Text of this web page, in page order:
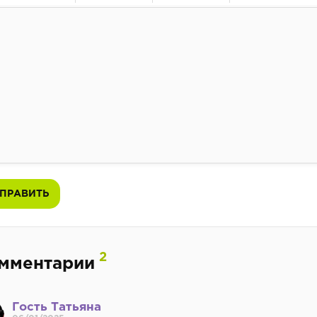
КурсивПодчеркнутый
ЗачеркнутыйВыравнивание
Нумерованный список
Маркированный список
Вставить ссылку
Вставить защищенную
Вставить смайлик
Вставка скрытого
Вставка
2
Гость Татьяна